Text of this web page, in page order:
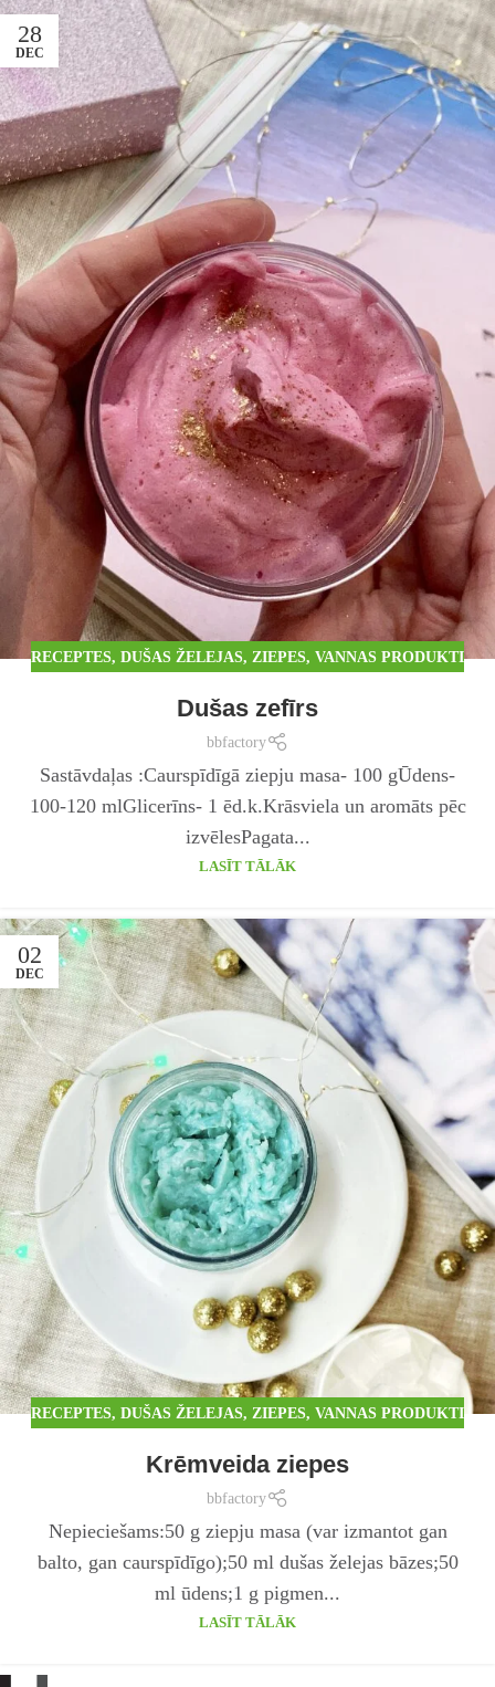
28
DEC
RECEPTES, DUŠAS ŽELEJAS, ZIEPES, VANNAS PRODUKTI
Dušas zefīrs
bbfactory
Sastāvdaļas :Caurspīdīgā ziepju masa- 100 gŪdens-
100-120 mlGlicerīns- 1 ēd.k.Krāsviela un aromāts pēc
izvēlesPagata...
LASĪT TĀLĀK
02
DEC
RECEPTES, DUŠAS ŽELEJAS, ZIEPES, VANNAS PRODUKTI
Krēmveida ziepes
bbfactory
Nepieciešams:50 g ziepju masa (var izmantot gan
balto, gan caurspīdīgo);50 ml dušas želejas bāzes;50
ml ūdens;1 g pigmen...
LASĪT TĀLĀK